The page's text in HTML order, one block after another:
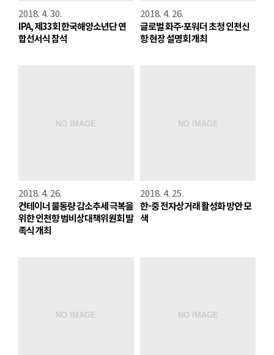
2018. 4. 30.
IPA, 제33회 한국해양소년단 연
합선서식 참석
2018. 4. 26.
글로벌 화주·포워더 초청 인천신
항 현장 설명회 개최
2018. 4. 26.
컨테이너 물동량 감소추세 극복을
위한 인천항 범비상대책위원회 발
족식 개최
2018. 4. 25.
한-중 전자상거래 활성화 방안 모
색